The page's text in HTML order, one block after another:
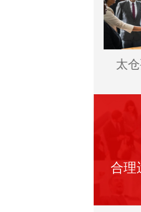
太
合理